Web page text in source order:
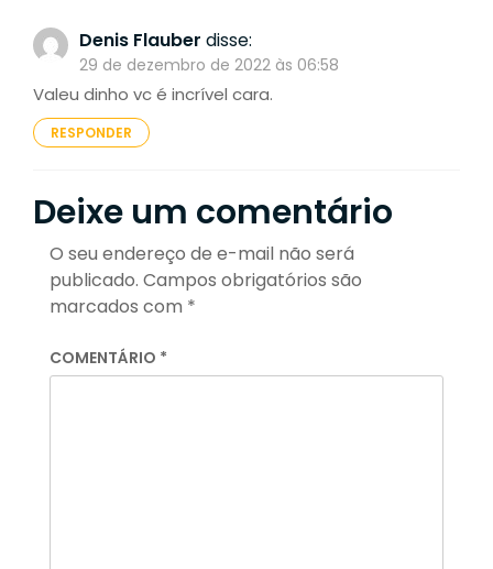
Denis Flauber disse:
29 de dezembro de 2022 às 06:58
Valeu dinho vc é incrível cara.
RESPONDER
Deixe um comentário
O seu endereço de e-mail não será
publicado. Campos obrigatórios são
marcados com *
COMENTÁRIO *